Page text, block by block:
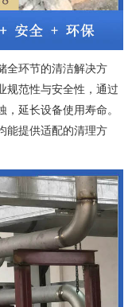
全环节的清洁解决方
规范性与安全性，通过
延长设备使用寿命。
能提供适配的清理方